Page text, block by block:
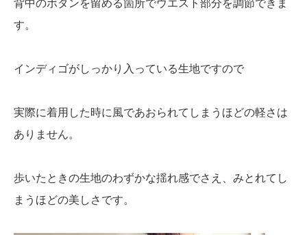
背中のボタンを留める箇所でウエスト部分を調節できま
す。
インディゴがしっかり入っている生地ですので
実際に着用した時に風であおられてしまうほどの軽さは
ありません。
歩いたときの生地のわずかな揺れ感でさえ、みとれてし
まうほどの美しさです。